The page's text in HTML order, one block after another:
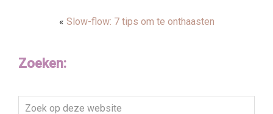
« Slow-flow: 7 tips om te onthaasten
Zoeken:
Zoek